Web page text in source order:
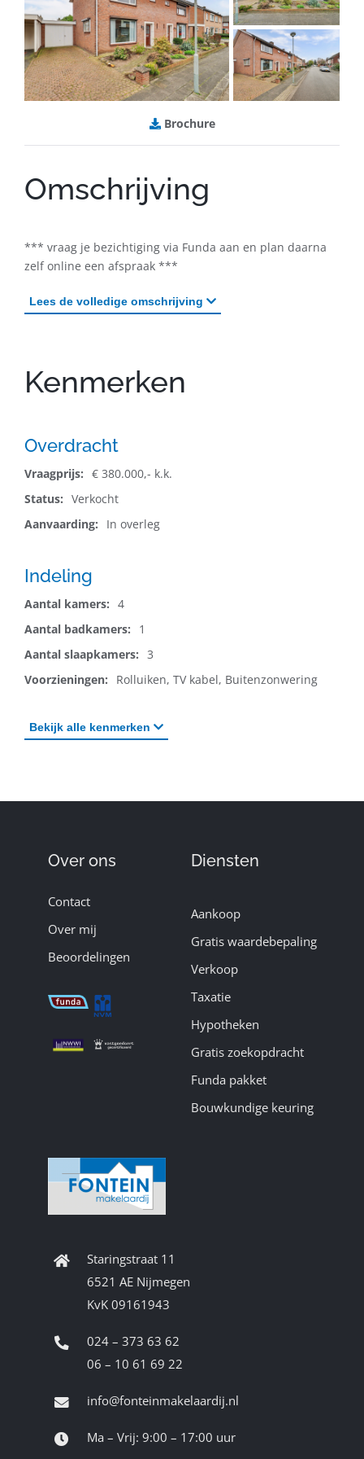
Brochure
Omschrijving
*** vraag je bezichtiging via Funda aan en plan daarna
zelf online een afspraak ***
Lees de volledige omschrijving
Kenmerken
Overdracht
Vraagprijs: € 380.000,- k.k.
Status: Verkocht
Aanvaarding:
In overleg
Indeling
Aantal kamers: 4
Aantal badkamers:
1
Aantal slaapkamers: 3
Voorzieningen:
Rolluiken, TV kabel, Buitenzonwering
Bekijk alle kenmerken
Over ons
Contact
Over mij
Beoordelingen
Diensten
Aankoop
Gratis waardebepaling
Verkoop
Taxatie
Hypotheken
Gratis zoekopdracht
Funda pakket
Bouwkundige keuring
Staringstraat 11
6521 AE Nijmegen
KvK 09161943
024 – 373 63 62
06 – 10 61 69 22
info@fonteinmakelaardij.nl
Ma – Vrij: 9:00 – 17:00 uur